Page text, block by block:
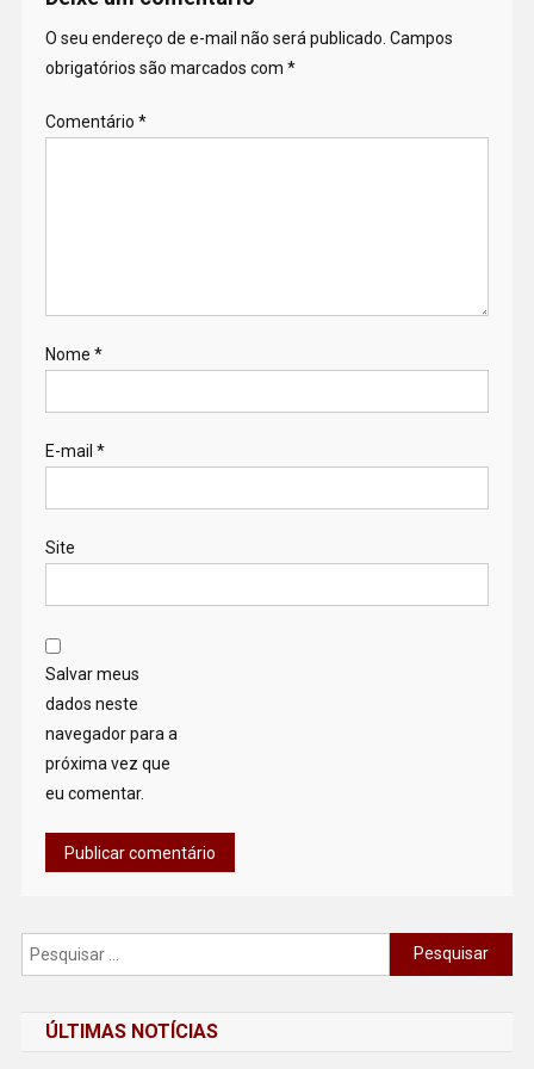
O seu endereço de e-mail não será publicado. Campos
obrigatórios são marcados com *
Comentário *
Nome *
E-mail *
Site
Salvar meus
dados neste
navegador para a
próxima vez que
eu comentar.
Pesquisar
por:
ÚLTIMAS NOTÍCIAS